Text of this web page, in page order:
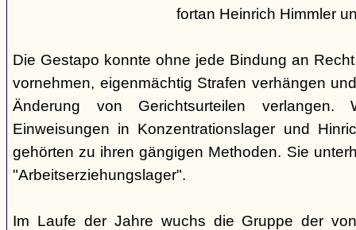
fortan Heinrich Himmler
Die Gestapo konnte ohne jede Bindung an
vornehmen, eigenmächtig Strafen verhängen
Änderung von Gerichtsurteilen verlangen.
Einweisungen in Konzentrationslager und
gehörten zu ihren gängigen Methoden. Sie
"Arbeitserziehungslager".
Im Laufe der Jahre wuchs die Gruppe der